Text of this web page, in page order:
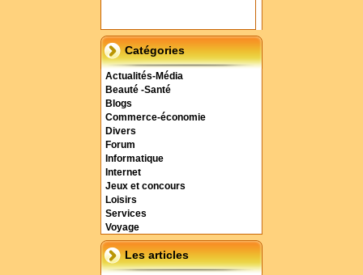
Catégories
Actualités-Média
Beauté -Santé
Blogs
Commerce-économie
Divers
Forum
Informatique
Internet
Jeux et concours
Loisirs
Services
Voyage
Les articles